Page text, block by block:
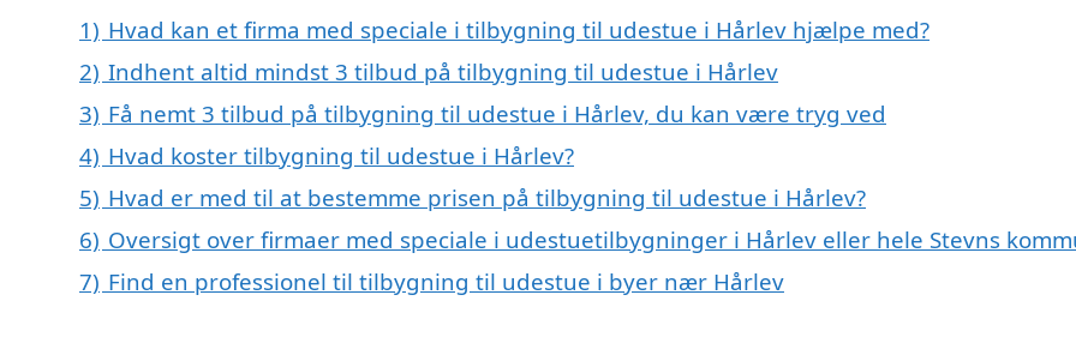
1) Hvad kan et firma med speciale i tilbygning til udestue i Hårlev hjælpe med?
2) Indhent altid mindst 3 tilbud på tilbygning til udestue i Hårlev
3) Få nemt 3 tilbud på tilbygning til udestue i Hårlev, du kan være tryg ved
4) Hvad koster tilbygning til udestue i Hårlev?
5) Hvad er med til at bestemme prisen på tilbygning til udestue i Hårlev?
6) Oversigt over firmaer med speciale i udestuetilbygninger i Hårlev eller hele Stevns
7) Find en professionel til tilbygning til udestue i byer nær Hårlev